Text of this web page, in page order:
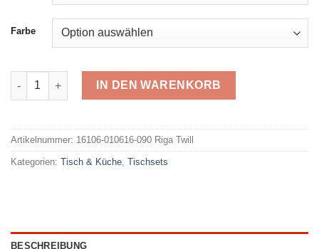
Farbe
010616-090 Riga Twill Menge
IN DEN WARENKORB
Artikelnummer: 16106-010616-090 Riga Twill
Kategorien: Tisch & Küche Tischsets
BESCHREIBUNG